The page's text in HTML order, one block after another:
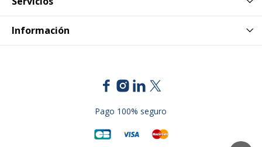
Información
Pago 100% seguro